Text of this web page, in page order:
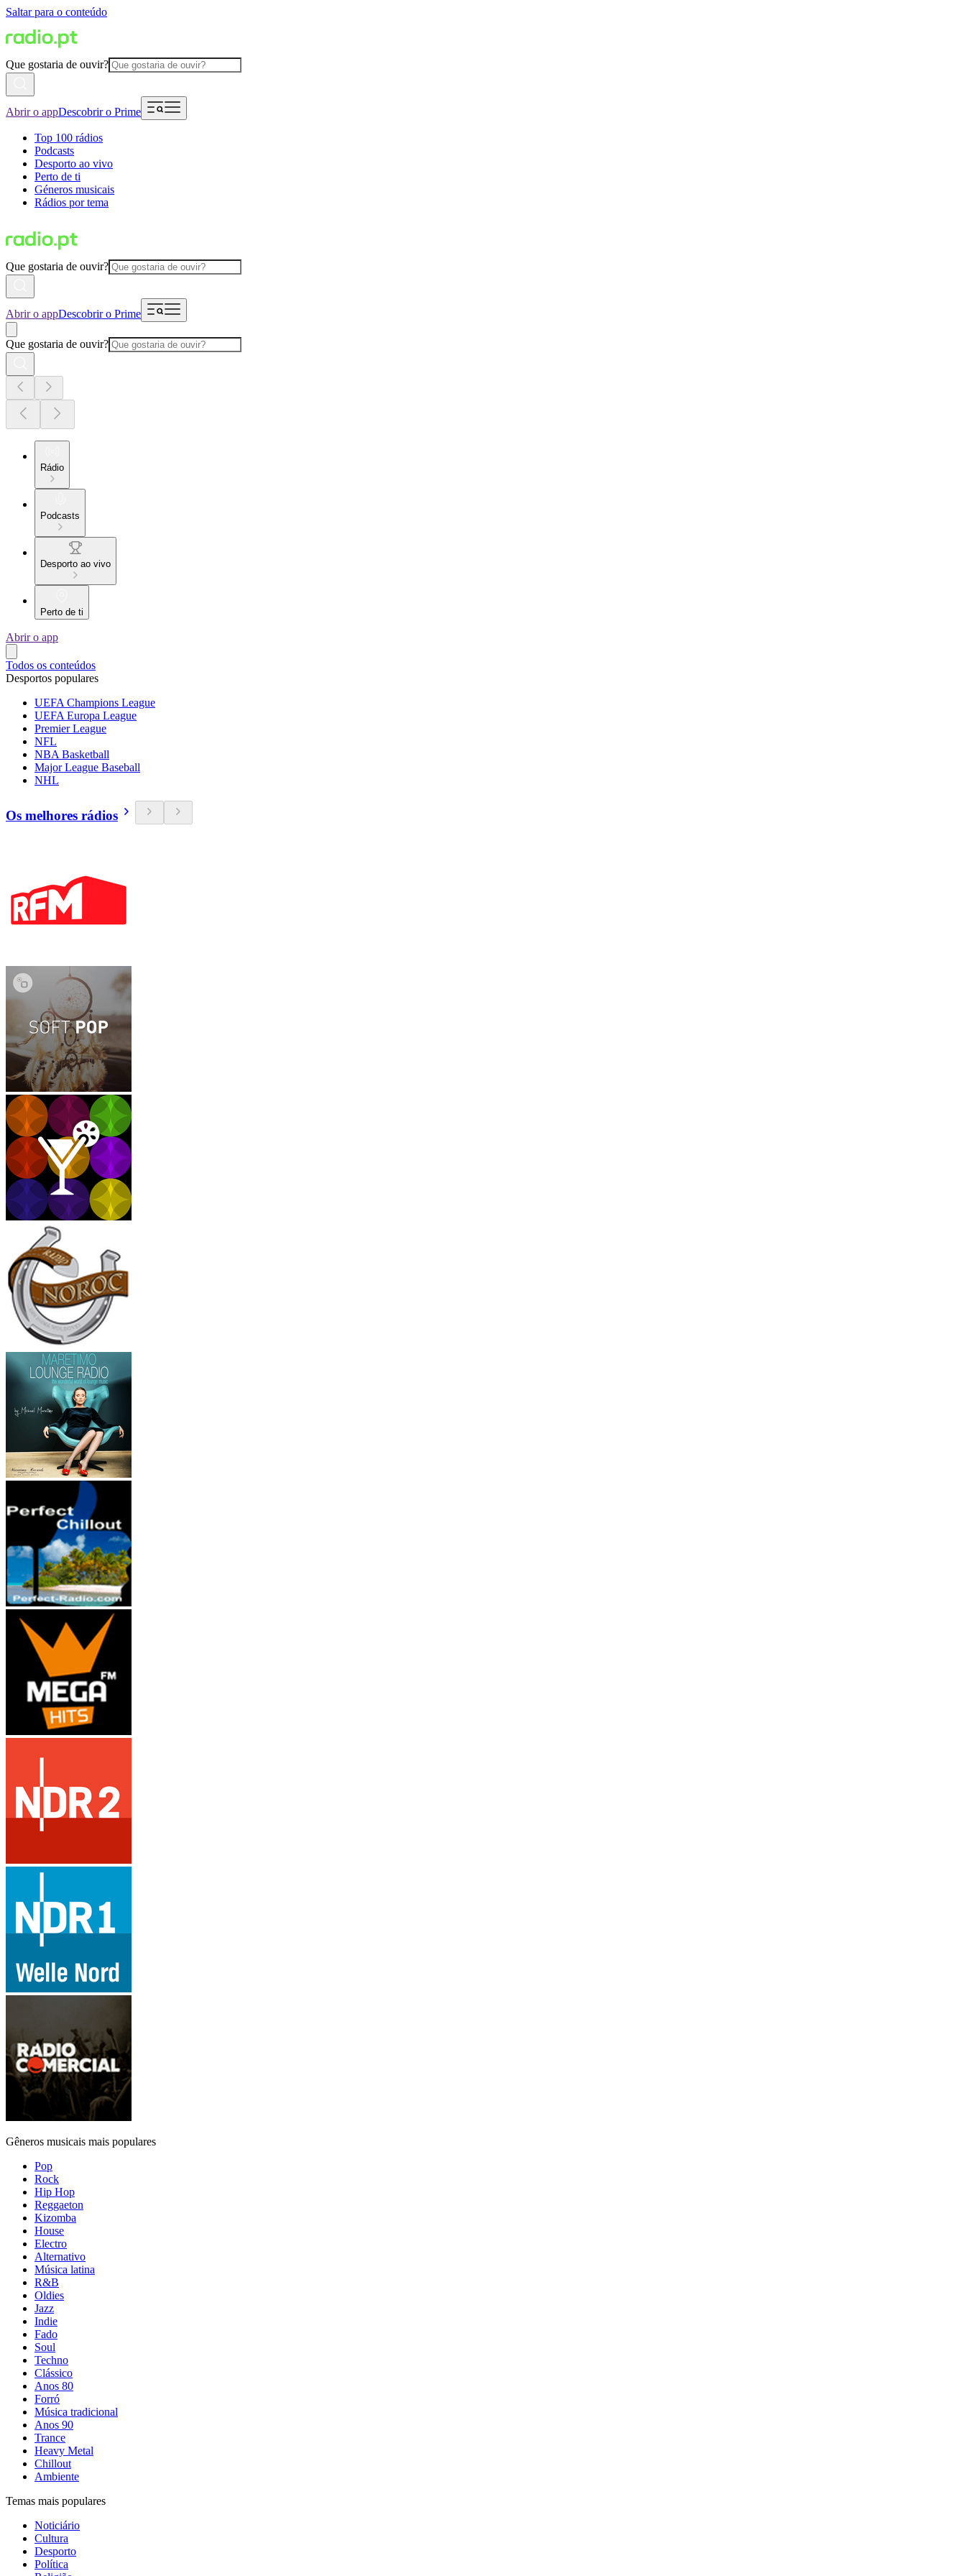
Saltar para o conteúdo
Que gostaria de ouvir?
Abrir o appDescobrir o Prime
Top 100 rádios
Podcasts
Desporto ao vivo
Perto de ti
Géneros musicais
Rádios por tema
Que gostaria de ouvir?
Abrir o appDescobrir o Prime
Que gostaria de ouvir?
Rádio
Podcasts
Desporto ao vivo
Perto de ti
Abrir o app
Todos os conteúdos
Desportos populares
UEFA Champions League
UEFA Europa League
Premier League
NFL
NBA Basketball
Major League Baseball
NHL
Os melhores rádios
Gêneros musicais mais populares
Pop
Rock
Hip Hop
Reggaeton
Kizomba
House
Electro
Alternativo
Música latina
R&B
Oldies
Jazz
Indie
Fado
Soul
Techno
Clássico
Anos 80
Forró
Música tradicional
Anos 90
Trance
Heavy Metal
Chillout
Ambiente
Temas mais populares
Noticiário
Cultura
Desporto
Política